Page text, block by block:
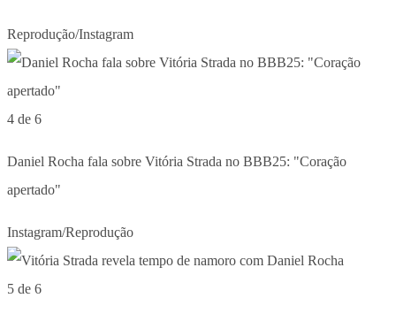
Reprodução/Instagram
4 de 6
Daniel Rocha fala sobre Vitória Strada no BBB25: "Coração
apertado"
Instagram/Reprodução
5 de 6